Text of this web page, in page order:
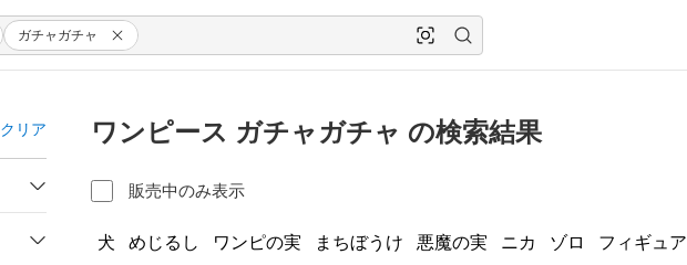
ガチャガチャ
クリア ワンピース ガチャガチャ の検索結果
販売中のみ表示
犬 めじるし ワンピの実 まちぼうけ 悪魔の実 ニカ ゾロ フィギュア